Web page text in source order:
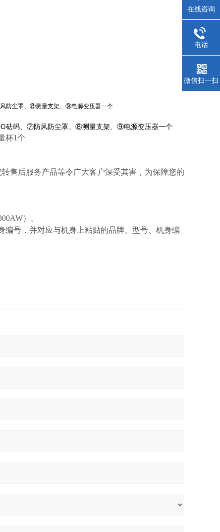
防尘罩、 ⑧测量支架、 ⑨电源变压器一个
砝码、 ⑦防风防尘罩、 ⑧测量支架、 ⑨电源变压器一个
杯1个
售后服务产品等令广大客户深受其害，为保障您的
）。
编号，并对应与机身上粘贴的品牌、型号、机身编
在线咨询
电话
微信扫一扫